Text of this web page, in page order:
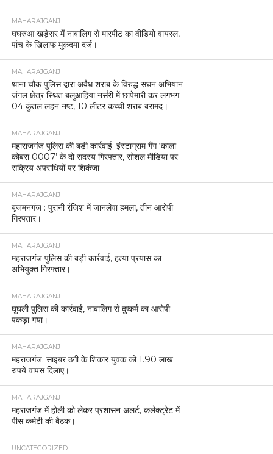
MAHARAJGANJ
घघरुआ खड़ेसर में नाबालिग से मारपीट का वीडियो वायरल,
पांच के खिलाफ मुकदमा दर्ज।
MAHARAJGANJ
थाना चौक पुलिस द्वारा अवैध शराब के विरुद्ध सघन अभियान
जंगल क्षेत्र स्थित बलुआहिया नर्सरी में छापेमारी कर लगभग
04 कुंतल लहन नष्ट, 10 लीटर कच्ची शराब बरामद।
MAHARAJGANJ
महाराजगंज पुलिस की बड़ी कार्रवाई: इंस्टाग्राम गैंग ‘काला
कोबरा 0007’ के दो सदस्य गिरफ्तार, सोशल मीडिया पर
सक्रिय अपराधियों पर शिकंजा
MAHARAJGANJ
बृजमनगंज : पुरानी रंजिश में जानलेवा हमला, तीन आरोपी
गिरफ्तार।
MAHARAJGANJ
महराजगंज पुलिस की बड़ी कार्रवाई, हत्या प्रयास का
अभियुक्त गिरफ्तार।
MAHARAJGANJ
घुघली पुलिस की कार्रवाई, नाबालिग से दुष्कर्म का आरोपी
पकड़ा गया।
MAHARAJGANJ
महराजगंज: साइबर ठगी के शिकार युवक को 1.90 लाख
रुपये वापस दिलाए।
MAHARAJGANJ
महराजगंज में होली को लेकर प्रशासन अलर्ट, कलेक्ट्रेट में
पीस कमेटी की बैठक।
UNCATEGORIZED